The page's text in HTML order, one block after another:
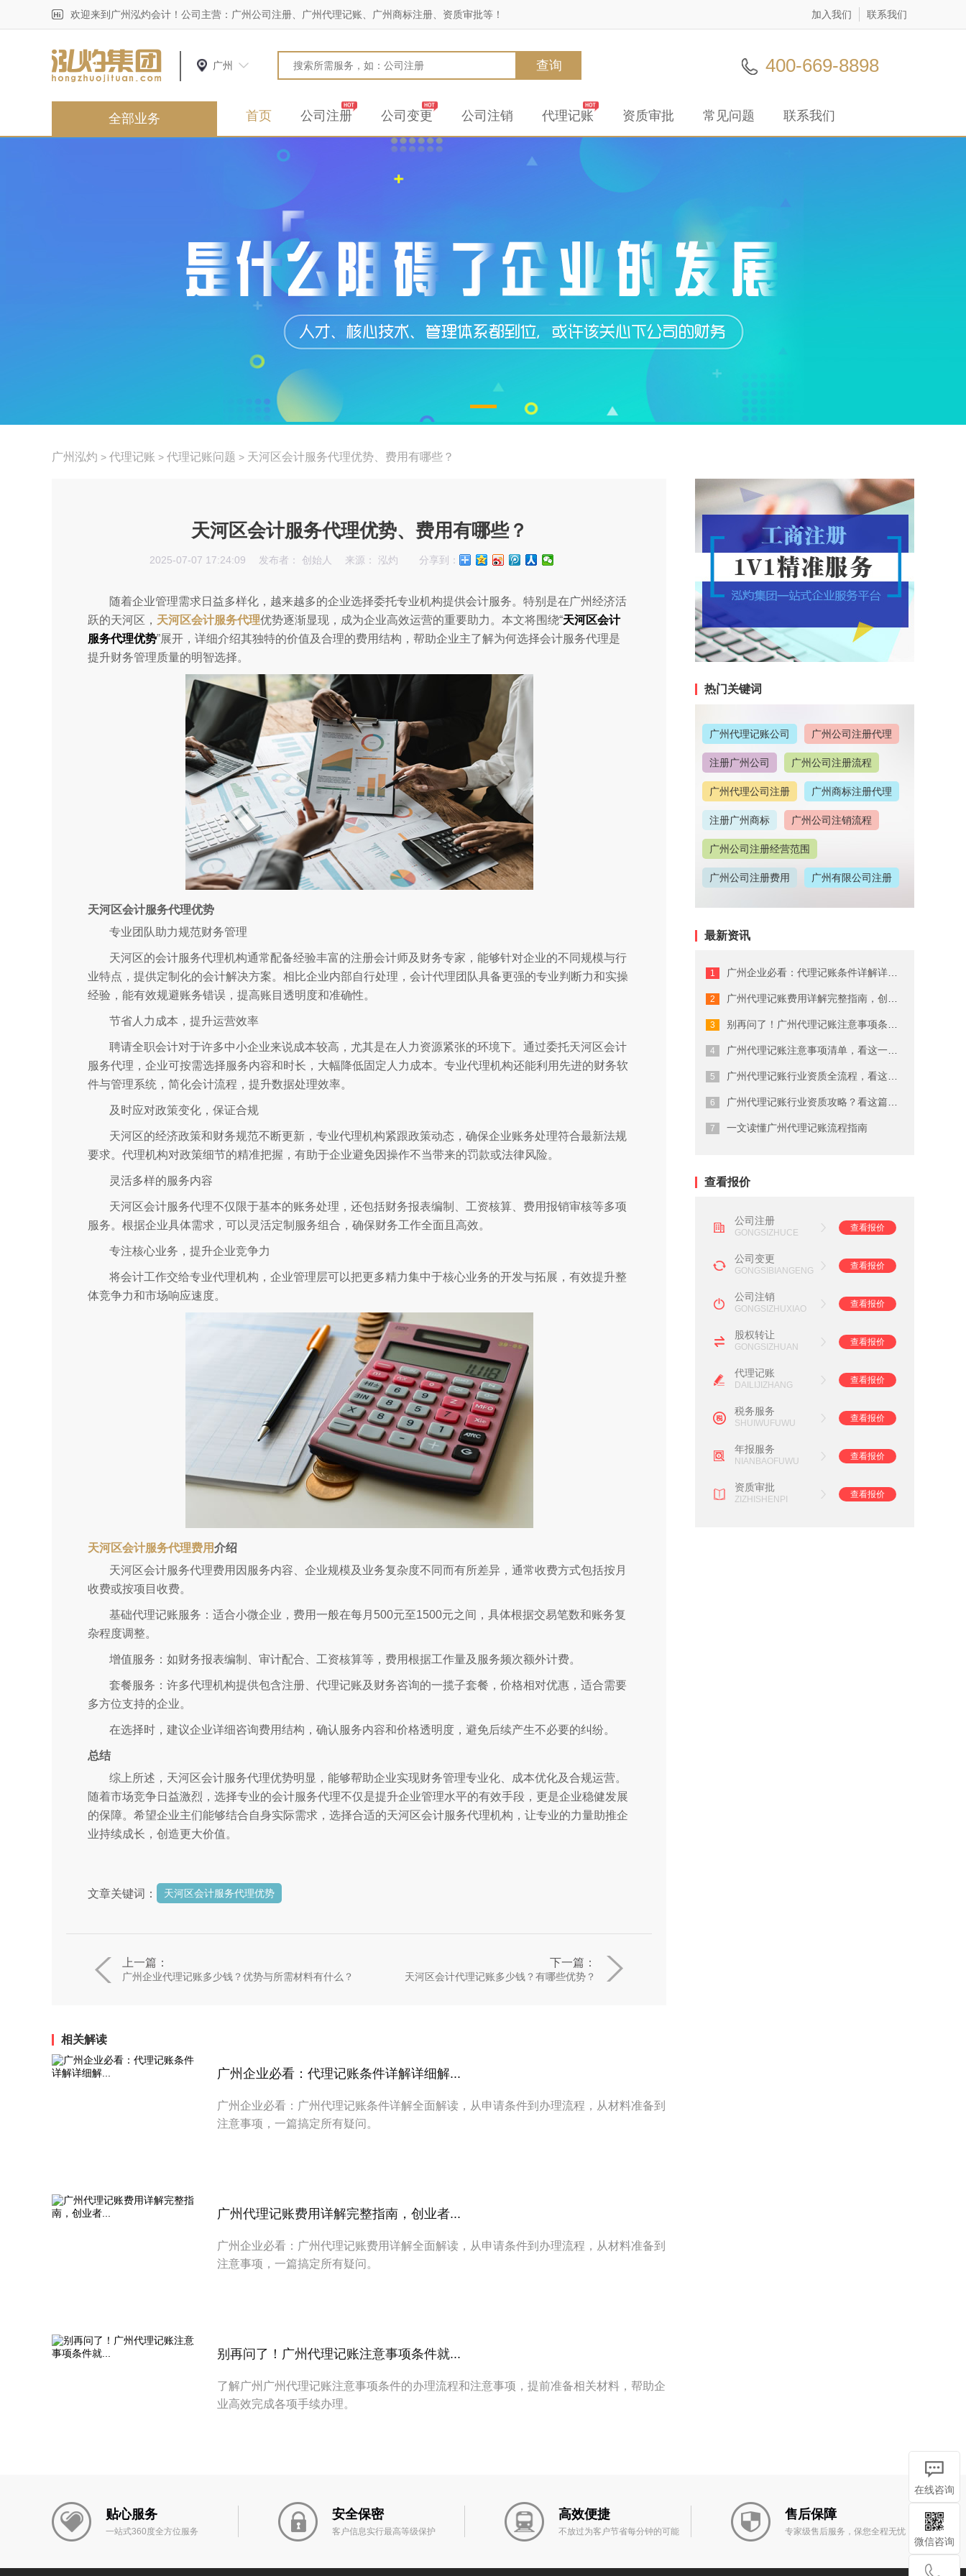
欢迎来到广州泓灼会计！公司主营：广州公司注册、广州代理记账、广州商标注册、资质审批等！ 加入我们 联系我们
广州 400-669-8898
查询
全部业务 首页 公司注册 公司变更 公司注销 代理记账 资质审批 常见问题 联系我们
广州泓灼 > 代理记账 > 代理记账问题 > 天河区会计服务代理优势、费用有哪些？
天河区会计服务代理优势、费用有哪些？
2025-07-07 17:24:09 发布者： 创始人 来源： 泓灼 分享到：
随着企业管理需求日益多样化，越来越多的企业选择委托专业机构提供会计服务。特别是在广州经济活
跃的天河区， 天河区会计服务代理优势逐渐显现，成为企业高效运营的重要助力。本文将围绕“天河区会计
服务代理优势”展开，详细介绍其独特的价值及合理的费用结构，帮助企业主了解为何选择会计服务代理是
提升财务管理质量的明智选择。
天河区会计服务代理优势
专业团队助力规范财务管理
天河区的会计服务代理机构通常配备经验丰富的注册会计师及财务专家，能够针对企业的不同规模与行
业特点，提供定制化的会计解决方案。相比企业内部自行处理，会计代理团队具备更强的专业判断力和实操
经验，能有效规避账务错误，提高账目透明度和准确性。
节省人力成本，提升运营效率
聘请全职会计对于许多中小企业来说成本较高，尤其是在人力资源紧张的环境下。通过委托天河区会计
服务代理，企业可按需选择服务内容和时长，大幅降低固定人力成本。专业代理机构还能利用先进的财务软
件与管理系统，简化会计流程，提升数据处理效率。
及时应对政策变化，保证合规
天河区的经济政策和财务规范不断更新，专业代理机构紧跟政策动态，确保企业账务处理符合最新法规
要求。代理机构对政策细节的精准把握，有助于企业避免因操作不当带来的罚款或法律风险。
灵活多样的服务内容
天河区会计服务代理不仅限于基本的账务处理，还包括财务报表编制、工资核算、费用报销审核等多项
服务。根据企业具体需求，可以灵活定制服务组合，确保财务工作全面且高效。
专注核心业务，提升企业竞争力
将会计工作交给专业代理机构，企业管理层可以把更多精力集中于核心业务的开发与拓展，有效提升整
体竞争力和市场响应速度。
天河区会计服务代理费用介绍
天河区会计服务代理费用因服务内容、企业规模及业务复杂度不同而有所差异，通常收费方式包括按月
收费或按项目收费。
基础代理记账服务：适合小微企业，费用一般在每月500元至1500元之间，具体根据交易笔数和账务复
杂程度调整。
增值服务：如财务报表编制、审计配合、工资核算等，费用根据工作量及服务频次额外计费。
套餐服务：许多代理机构提供包含注册、代理记账及财务咨询的一揽子套餐，价格相对优惠，适合需要
多方位支持的企业。
在选择时，建议企业详细咨询费用结构，确认服务内容和价格透明度，避免后续产生不必要的纠纷。
总结
综上所述，天河区会计服务代理优势明显，能够帮助企业实现财务管理专业化、成本优化及合规运营。
随着市场竞争日益激烈，选择专业的会计服务代理不仅是提升企业管理水平的有效手段，更是企业稳健发展
的保障。希望企业主们能够结合自身实际需求，选择合适的天河区会计服务代理机构，让专业的力量助推企
业持续成长，创造更大价值。
文章关键词： 天河区会计服务代理优势
上一篇：
广州企业代理记账多少钱？优势与所需材料有什么？
下一篇：
天河区会计代理记账多少钱？有哪些优势？
相关解读
广州企业必看：代理记账条件详解详细解...
广州企业必看：广州代理记账条件详解全面解读，从申请条件到办理流程，从材料准备到
注意事项，一篇搞定所有疑问。
广州代理记账费用详解完整指南，创业者...
广州企业必看：广州代理记账费用详解全面解读，从申请条件到办理流程，从材料准备到
注意事项，一篇搞定所有疑问。
别再问了！广州代理记账注意事项条件就...
了解广州广州代理记账注意事项条件的办理流程和注意事项，提前准备相关材料，帮助企
业高效完成各项手续办理。
热门关键词
广州代理记账公司 广州公司注册代理
注册广州公司 广州公司注册流程
广州代理公司注册 广州商标注册代理
注册广州商标 广州公司注销流程
广州公司注册经营范围
广州公司注册费用 广州有限公司注册
广州公司注册地址
广州代理记账收费情况
广州商标注册费用有哪些
广州代理公司注册注意事项
在广州注册商标的流程及费用
广州劳务派遣资质申请流程
广州营业执照注销流程
广州会计代理记账公司
最新资讯
广州企业必看：代理记账条件详解详细解...
广州代理记账费用详解完整指南，创业者...
别再问了！广州代理记账注意事项条件就...
广州代理记账注意事项清单，看这一篇就...
广州代理记账行业资质全流程，看这一篇...
广州代理记账行业资质攻略？看这篇就够...
一文读懂广州代理记账流程指南
查看报价
公司注册
GONGSIZHUCE
查看报价
公司变更
GONGSIBIANGENG
查看报价
公司注销
GONGSIZHUXIAO
查看报价
股权转让
GONGSIZHUAN
查看报价
代理记账
DAILIJIZHANG
查看报价
税务服务
SHUIWUFUWU
查看报价
年报服务
NIANBAOFUWU
查看报价
资质审批
ZIZHISHENPI
查看报价
贴心服务
一站式360度全方位服务
安全保密
客户信息实行最高等级保护
高效便捷
不放过为客户节省每分钟的可能
售后保障
专家级售后服务，保您全程无忧
在线咨询
微信咨询